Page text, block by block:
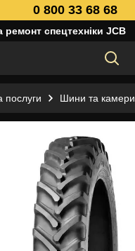
0 800 33 68 68
ремонт спецтехніки JCB
послуги Шини та камери